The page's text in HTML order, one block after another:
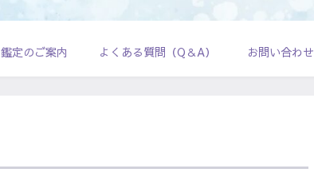
鑑定のご案内 よくある質問（Q＆A） お問い合わせ